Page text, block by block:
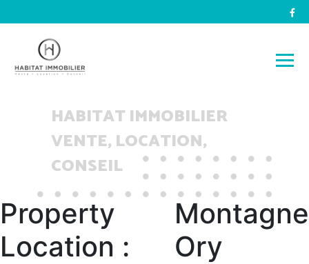
HABITAT IMMOBILIER
VENTE, LOCATION,
CONSEIL
Property
Location :
Montagne
Ory